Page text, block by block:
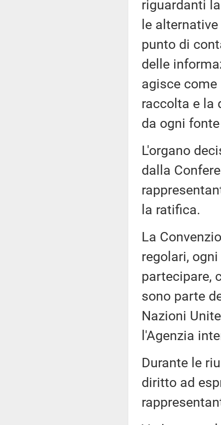
riguardanti
le
punto di
delle
agisce
raccolta e la
da ogni
L'organo
dalla
la ratifica.
La
regolari,
partecipare,
sono parte
Nazioni
l'Agenzia
Durante le
diritto ad